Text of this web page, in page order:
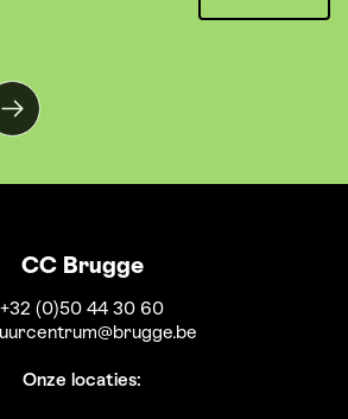
CC Brugge
+32 (0)50 44 30 60
Onze locaties: